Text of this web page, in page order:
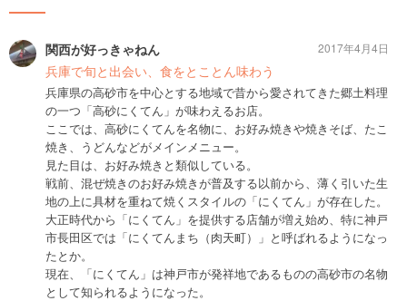
関西が好っきゃねん
兵庫で旬と出会い、食をとことん味わう
兵庫県の高砂市を中心とする地域で昔から愛されてきた郷土料理
の一つ「高砂にくてん」が味わえるお店。
ここでは、高砂にくてんを名物に、お好み焼きや焼きそば、たこ
焼き、うどんなどがメインメニュー。
見た目は、お好み焼きと類似している。
戦前、混ぜ焼きのお好み焼きが普及する以前から、薄く引いた生
地の上に具材を重ねて焼くスタイルの「にくてん」が存在した。
大正時代から「にくてん」を提供する店舗が増え始め、特に神戸
市長田区では「にくてんまち（肉天町）」と呼ばれるようになっ
たとか。
現在、「にくてん」は神戸市が発祥地であるものの高砂市の名物
として知られるようになった。
2017年4月4日